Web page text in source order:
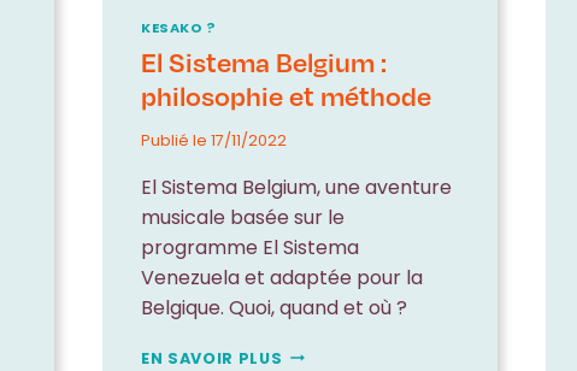
KESAKO ?
El Sistema Belgium :
philosophie et méthode
Publié le 17/11/2022
El Sistema Belgium, une aventure
musicale basée sur le
programme El Sistema
Venezuela et adaptée pour la
Belgique. Quoi, quand et où ?
EN SAVOIR PLUS EL